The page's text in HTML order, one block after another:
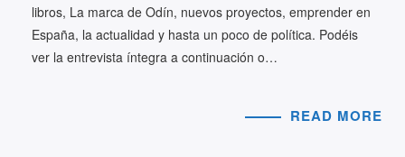
libros, La marca de Odín, nuevos proyectos, emprender en
España, la actualidad y hasta un poco de política. Podéis
ver la entrevista íntegra a continuación o…
READ MORE